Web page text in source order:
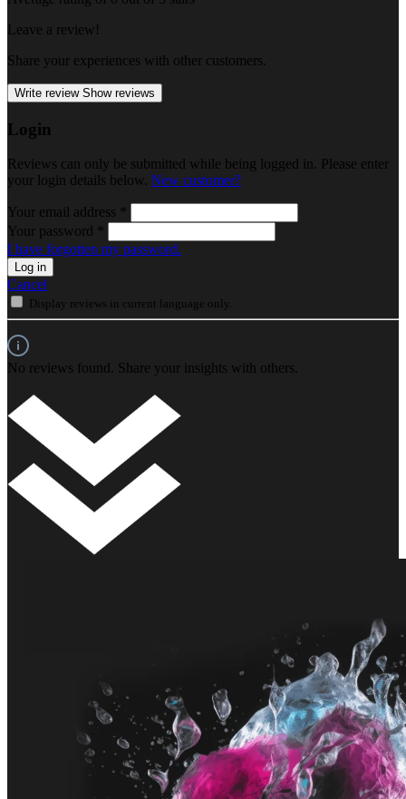
Leave a review!
Share your experiences with other customers.
Write review Show reviews
Login
Reviews can only be submitted while being logged in. Please enter
your login details below. New customer?
Your email address
Your password
I have forgotten my password.
Log in
Cancel
Display reviews in current language only.
No reviews found. Share your insights with others.